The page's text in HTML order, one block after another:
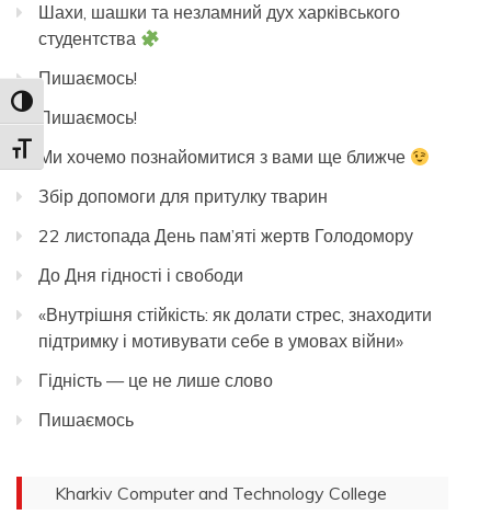
Toggle High Contrast
Toggle Font size
Шахи, шашки та незламний дух харківського
студентства
Пишаємось!
Пишаємось!
Ми хочемо познайомитися з вами ще ближче
Збір допомоги для притулку тварин
22 листопада День пам’яті жертв Голодомору
До Дня гідності і свободи
«Внутрішня стійкість: як долати стрес, знаходити
підтримку і мотивувати себе в умовах війни»
Гідність — це не лише слово
Пишаємось
Kharkiv Computer and Technology College